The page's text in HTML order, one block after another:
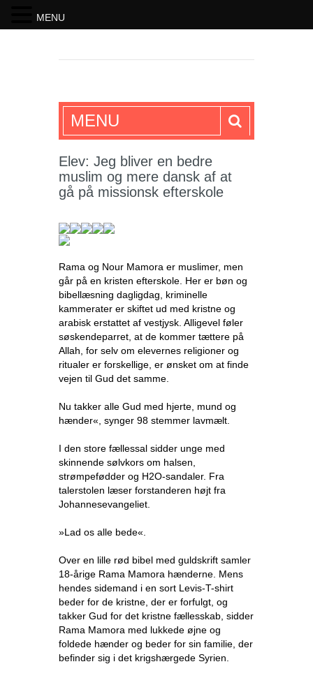
SKRIFTEN
MENU
Elev: Jeg bliver en bedre
muslim og mere dansk af at
gå på missionsk efterskole
Rama og Nour Mamora er muslimer, men
går på en kristen efterskole. Her er bøn og
bibellæsning dagligdag, kriminelle
kammerater er skiftet ud med kristne og
arabisk erstattet af vestjysk. Alligevel føler
søskendeparret, at de kommer tættere på
Allah, for selv om elevernes religioner og
ritualer er forskellige, er ønsket om at finde
vejen til Gud det samme.
Nu takker alle Gud med hjerte, mund og
hænder«, synger 98 stemmer lavmælt.
I den store fællessal sidder unge med
skinnende sølvkors om halsen,
strømpefødder og H2O-sandaler. Fra
talerstolen læser forstanderen højt fra
Johannesevangeliet.
»Lad os alle bede«.
Over en lille rød bibel med guldskrift samler
18-årige Rama Mamora hænderne. Mens
hendes sidemand i en sort Levis-T-shirt
beder for de kristne, der er forfulgt, og
takker Gud for det kristne fællesskab, sidder
Rama Mamora med lukkede øjne og
foldede hænder og beder for sin familie, der
befinder sig i det krigshærgede Syrien.
MENU